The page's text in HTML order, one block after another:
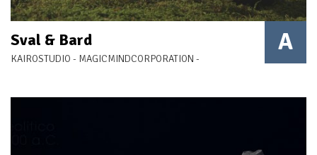
A
Sval & Bard
KAIROSTUDIO - MAGICMINDCORPORATION -